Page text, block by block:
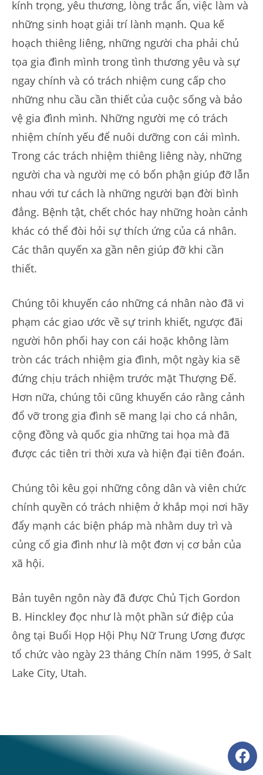
kính trọng, yêu thương, lòng trắc ẩn, việc làm và
những sinh hoạt giải trí lành mạnh. Qua kế
hoạch thiêng liêng, những người cha phải chủ
tọa gia đình mình trong tình thương yêu và sự
ngay chính và có trách nhiệm cung cấp cho
những nhu cầu cần thiết của cuộc sống và bảo
vệ gia đình mình. Những người mẹ có trách
nhiệm chính yếu để nuôi dưỡng con cái mình.
Trong các trách nhiệm thiêng liêng này, những
người cha và người mẹ có bổn phận giúp đỡ lẫn
nhau với tư cách là những người bạn đời bình
đẳng. Bệnh tật, chết chóc hay những hoàn cảnh
khác có thể đòi hỏi sự thích ứng của cá nhân.
Các thân quyến xa gần nên giúp đỡ khi cần
thiết.
Chúng tôi khuyến cáo những cá nhân nào đã vi
phạm các giao ước về sự trinh khiết, ngược đãi
người hôn phối hay con cái hoặc không làm
tròn các trách nhiệm gia đình, một ngày kia sẽ
đứng chịu trách nhiệm trước mặt Thượng Đế.
Hơn nữa, chúng tôi cũng khuyến cáo rằng cảnh
đổ vỡ trong gia đình sẽ mang lại cho cá nhân,
cộng đồng và quốc gia những tai họa mà đã
được các tiên tri thời xưa và hiện đại tiên đoán.
Chúng tôi kêu gọi những công dân và viên chức
chính quyền có trách nhiệm ở khắp mọi nơi hãy
đẩy mạnh các biện pháp mà nhằm duy trì và
củng cố gia đình như là một đơn vị cơ bản của
xã hội.
Bản tuyên ngôn này đã được Chủ Tịch Gordon
B. Hinckley đọc như là một phần sứ điệp của
ông tại Buổi Họp Hội Phụ Nữ Trung Ương được
tổ chức vào ngày 23 tháng Chín năm 1995, ở Salt
Lake City, Utah.